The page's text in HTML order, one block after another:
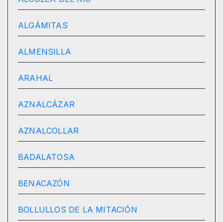
ALGÁMITAS
ALMENSILLA
ARAHAL
AZNALCÁZAR
AZNALCOLLAR
BADALATOSA
BENACAZÓN
BOLLULLOS DE LA MITACIÓN